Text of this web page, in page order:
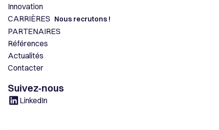
Innovation
CARRIÈRES Nous recrutons !
PARTENAIRES
Références
Actualités
Contacter
Suivez-nous
LinkedIn